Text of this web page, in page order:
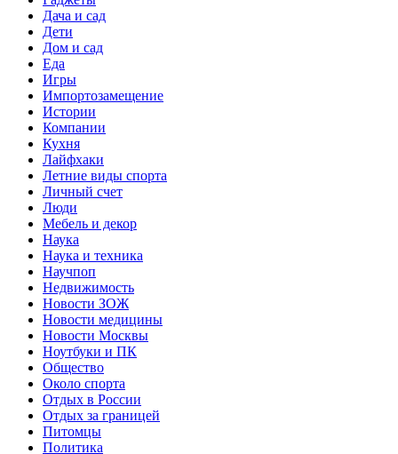
Дача и сад
Дети
Дом и сад
Еда
Игры
Импортозамещение
Истории
Компании
Кухня
Лайфхаки
Летние виды спорта
Личный счет
Люди
Мебель и декор
Наука
Наука и техника
Научпоп
Недвижимость
Новости ЗОЖ
Новости медицины
Новости Москвы
Ноутбуки и ПК
Общество
Около спорта
Отдых в России
Отдых за границей
Питомцы
Политика